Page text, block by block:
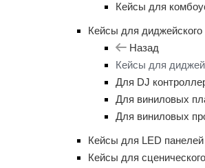
Кейсы для
Кейсы для диджейского
Назад
Кейсы для
Для DJ
Для виниловых
Для виниловых
Кейсы для LED панелей
Кейсы для